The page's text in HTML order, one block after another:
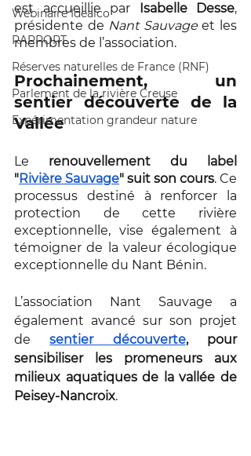
Webinaire Idealco
RAPPORT
Réserves naturelles de France (RNF)
Parlement de la rivière Creuse
Expérimentation grandeur nature
est accueillie par
Isabelle Desse,
présidente de Nant Sauvage et les
membres de l’association.
Prochainement, un
sentier découverte de la
Vallée
Le renouvellement du label
"Rivière Sauvage" suit son cours. Ce
processus destiné à renforcer la
protection de cette rivière
exceptionnelle, vise également à
témoigner de la valeur écologique
exceptionnelle du Nant Bénin.
L’association Nant Sauvage a
également avancé sur son projet
de sentier découverte, pour
sensibiliser les promeneurs aux
milieux aquatiques de la vallée de
Peisey-Nancroix.